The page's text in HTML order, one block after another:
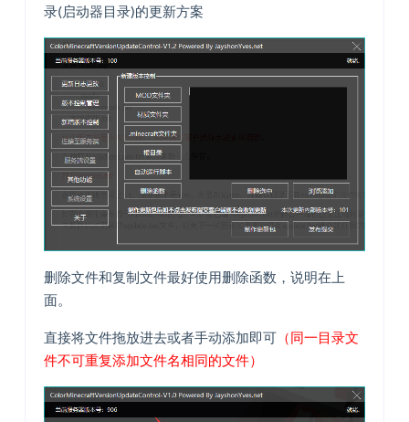
录(启动器目录)的更新方案
删除文件和复制文件最好使用删除函数，说明在上
面。
直接将文件拖放进去或者手动添加即可 （同一目录文
件不可重复添加文件名相同的文件）